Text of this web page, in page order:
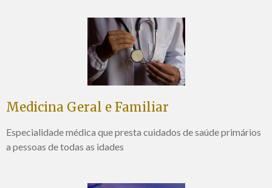
Medicina Geral e Familiar
Especialidade médica que presta cuidados de saúde primários
a pessoas de todas as idades